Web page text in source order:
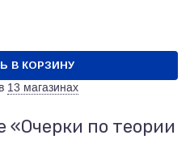
В КОРЗИНУ
13 магазинах
«Очерки по теории